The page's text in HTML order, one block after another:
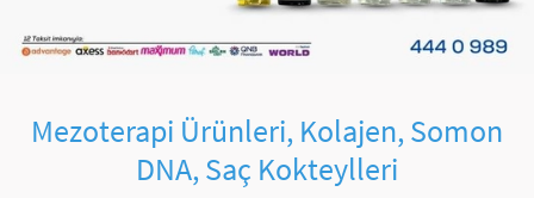
Mezoterapi Ürünleri, Kolajen, Somon
DNA, Saç Kokteylleri